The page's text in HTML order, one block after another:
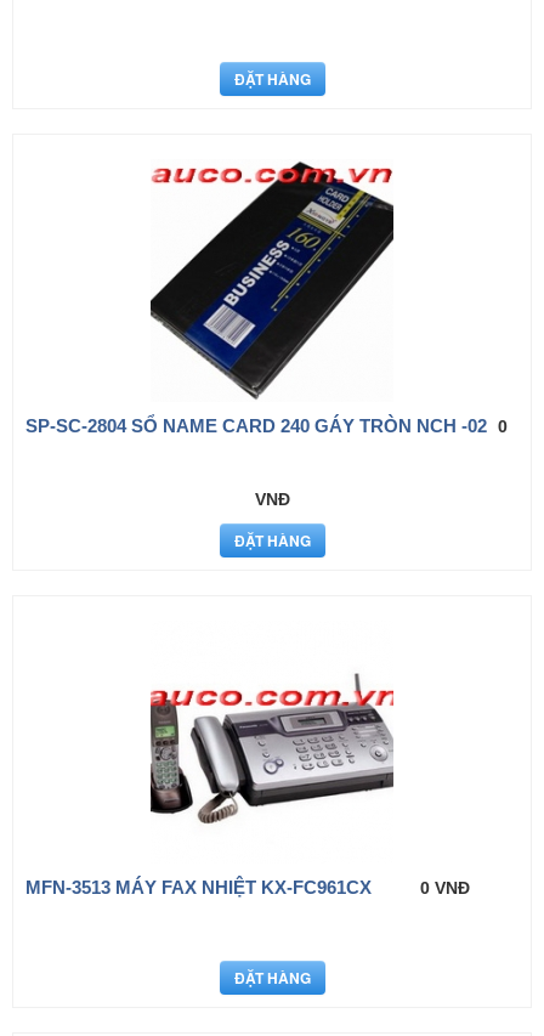
SP-SC-2804 SỔ NAME CARD 240 GÁY TRÒN NCH -02 0
VNĐ
MFN-3513 MÁY FAX NHIỆT KX-FC961CX 0 VNĐ